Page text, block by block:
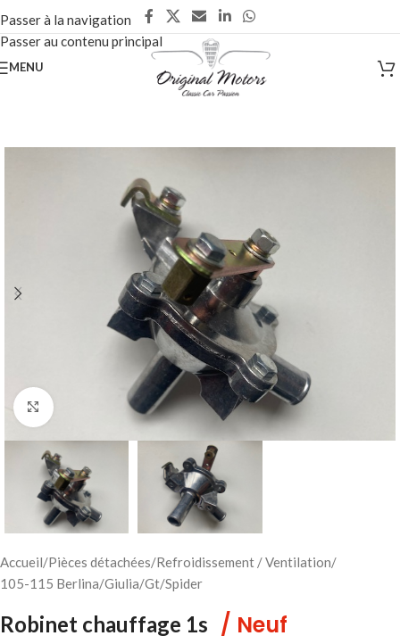
Passer à la navigation
Passer au contenu principal
MENU
Cliquez pour agrandir
Accueil/Pièces détachées/Refroidissement / Ventilation/
105-115 Berlina/Giulia/Gt/Spider
Robinet chauffage 1s / Neuf